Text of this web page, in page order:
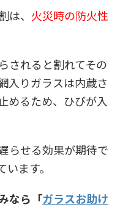
、 火災時の防火性
されると割れてその
入りガラスは内蔵さ
めるため、ひびが入
らせる効果が期待で
ます。
なら「ガラスお助け